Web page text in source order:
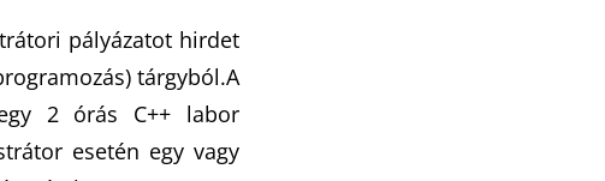
pályázatot hirdet
tárgyból.A
2 órás C++ labor
esetén egy vagy